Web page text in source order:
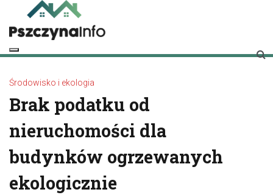
content
pszczynainfo.pl
Twoje źródło informacji o Pszczynie
Środowisko i ekologia
Brak podatku od
nieruchomości dla
budynków ogrzewanych
ekologicznie